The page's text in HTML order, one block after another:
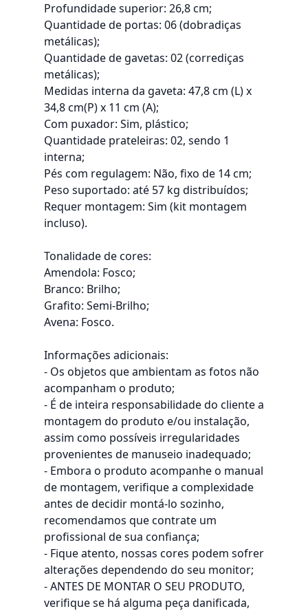
Profundidade superior: 26,8 cm;
Quantidade de portas: 06 (dobradiças
metálicas);
Quantidade de gavetas: 02 (corrediças
metálicas);
Medidas interna da gaveta: 47,8 cm (L) x
34,8 cm(P) x 11 cm (A);
Com puxador: Sim, plástico;
Quantidade prateleiras: 02, sendo 1
interna;
Pés com regulagem: Não, fixo de 14 cm;
Peso suportado: até 57 kg distribuídos;
Requer montagem: Sim (kit montagem
incluso).
Tonalidade de cores:
Amendola: Fosco;
Branco: Brilho;
Grafito: Semi-Brilho;
Avena: Fosco.
Informações adicionais:
- Os objetos que ambientam as fotos não
acompanham o produto;
- É de inteira responsabilidade do cliente a
montagem do produto e/ou instalação,
assim como possíveis irregularidades
provenientes de manuseio inadequado;
- Embora o produto acompanhe o manual
de montagem, verifique a complexidade
antes de decidir montá-lo sozinho,
recomendamos que contrate um
profissional de sua confiança;
- Fique atento, nossas cores podem sofrer
alterações dependendo do seu monitor;
- ANTES DE MONTAR O SEU PRODUTO,
verifique se há alguma peça danificada,